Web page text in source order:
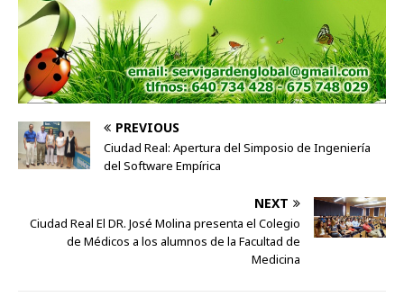
PREVIOUS
Ciudad Real: Apertura del Simposio de Ingeniería
del Software Empírica
NEXT
Ciudad Real El DR. José Molina presenta el Colegio
de Médicos a los alumnos de la Facultad de
Medicina